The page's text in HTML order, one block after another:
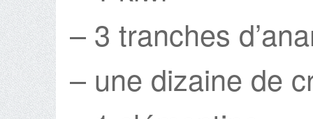
– 3 tranches
– une dizaine de